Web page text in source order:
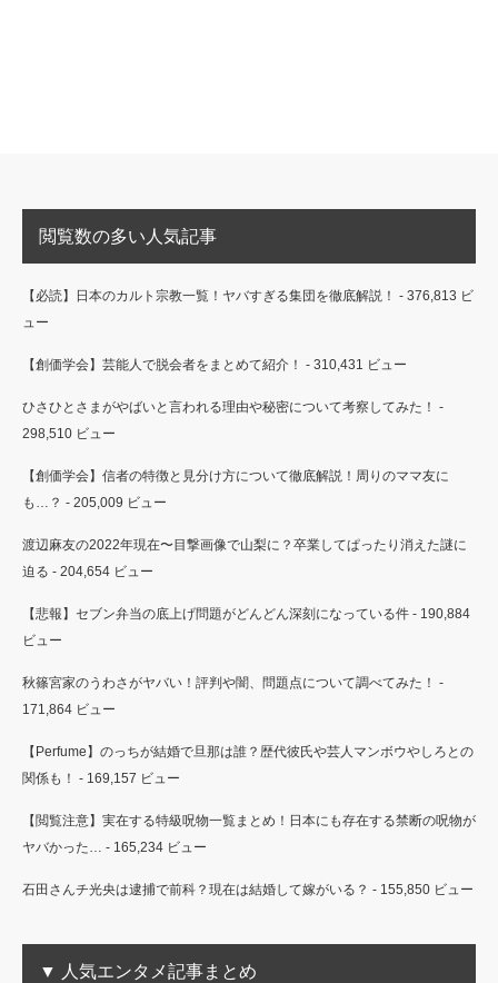
閲覧数の多い人気記事
【必読】日本のカルト宗教一覧！ヤバすぎる集団を徹底解説！ - 376,813 ビ
ュー
【創価学会】芸能人で脱会者をまとめて紹介！ - 310,431 ビュー
ひさひとさまがやばいと言われる理由や秘密について考察してみた！ -
298,510 ビュー
【創価学会】信者の特徴と見分け方について徹底解説！周りのママ友に
も…？ - 205,009 ビュー
渡辺麻友の2022年現在〜目撃画像で山梨に？卒業してぱったり消えた謎に
迫る - 204,654 ビュー
【悲報】セブン弁当の底上げ問題がどんどん深刻になっている件 - 190,884
ビュー
秋篠宮家のうわさがヤバい！評判や闇、問題点について調べてみた！ -
171,864 ビュー
【Perfume】のっちが結婚で旦那は誰？歴代彼氏や芸人マンボウやしろとの
関係も！ - 169,157 ビュー
【閲覧注意】実在する特級呪物一覧まとめ！日本にも存在する禁断の呪物が
ヤバかった… - 165,234 ビュー
石田さんチ光央は逮捕で前科？現在は結婚して嫁がいる？ - 155,850 ビュー
▼ 人気エンタメ記事まとめ